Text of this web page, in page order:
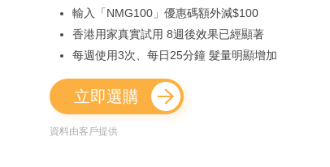
輸入「NMG100」優惠碼額外減$100
香港用家真實試用 8週後效果已經顯著
每週使用3次、每日25分鐘 髮量明顯增加
立即選購
資料由客戶提供